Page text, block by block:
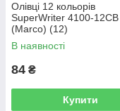
Олівці 12 кольорів
SuperWriter 4100-12CB
(Marco) (12)
В наявності
84 ₴
Купити